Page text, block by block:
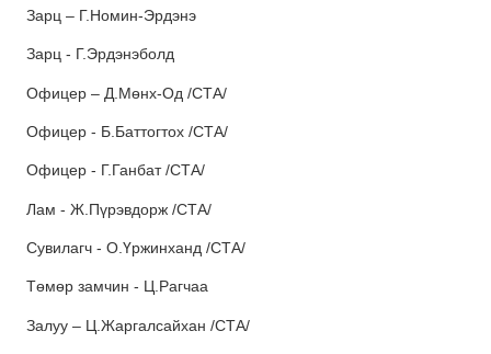
Зарц – Г.Номин-Эрдэнэ
Зарц - Г.Эрдэнэболд
Офицер – Д.Мөнх-Од /СТА/
Офицер - Б.Баттогтох /СТА/
Офицер - Г.Ганбат /СТА/
Лам - Ж.Пүрэвдорж /СТА/
Сувилагч - О.Үржинханд /СТА/
Төмөр замчин - Ц.Рагчаа
Залуу – Ц.Жаргалсайхан /СТА/